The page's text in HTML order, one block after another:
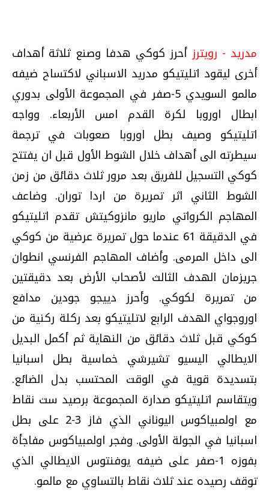
مدريد - رويترز أحرز كوكي هدفا وصنع ثلاثة أهداف
أخرى ليقود اتليتيكو مدريد الاسباني لاكتساح ضيفه
مالمو السويدي 5-صفر في المجموعة الأولى بدوري
ابطال اوروبا لكرة القدم امس الأربعاء. وواجه
اتليتيكو وصيف بطل اوروبا صعوبات في ترجمة
سيطرته الى أهداف خلال الشوط الأول قبل ان يفتتح
كوكي التسجيل للفريق بعد مرور ثلاث دقائق من زمن
الشوط الثاني اثر تمريرة من اردا توران. وضاعف
المهاجم الكرواتي ماريو مانزوكيتش تقدم اتليتيكو
في الدقيقة 61 عندما حول تمريرة عرضية من كوكي
الى داخل المرمى. وأضاف المهاجم الفرنسي انطوان
جريزمان الهدف الثالث لأصحاب الأرض بعد دقيقتين
من تمريرة لكوكي. وأحرز دييجو جودين مدافع
اوروجواي الهدف الرابع لاتليتيكو بعد ركلة ركنية من
كوكي قبل ثلاث دقائق من النهاية ثم أكمل البديل
الايطالي اليسيو تشيرشي خماسية بطل اسبانيا
بتسديدة قوية في الوقت المحتسب بدل الضائع.
ويتقاسم اتليتيكو صدارة المجموعة برصيد ست نقاط
مع اولمبياكوس اليوناني الذي فاز 3-2 على بطل
اسبانيا في الجولة الأولى. وفجر اولمبياكوس مفاجأة
بفوزه 1-صفر على ضيفه يوفنتوس الايطالي الذي
توقف رصيده عند ثلاث نقاط بالتساوي مع مالمو.